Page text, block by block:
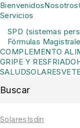
BienvenidosNosotros
Servicios
SPD (sistemas
Fórmulas
COMPLEMENTO
GRIPE Y RESFRIADO
SALUDSOLARES
Buscar
SolaresIsdin